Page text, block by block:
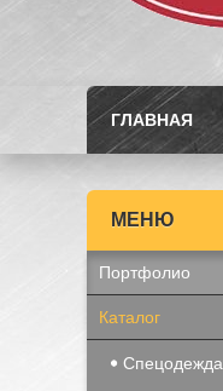
ГЛАВНАЯ
Портфолио
Каталог
Спецодежда